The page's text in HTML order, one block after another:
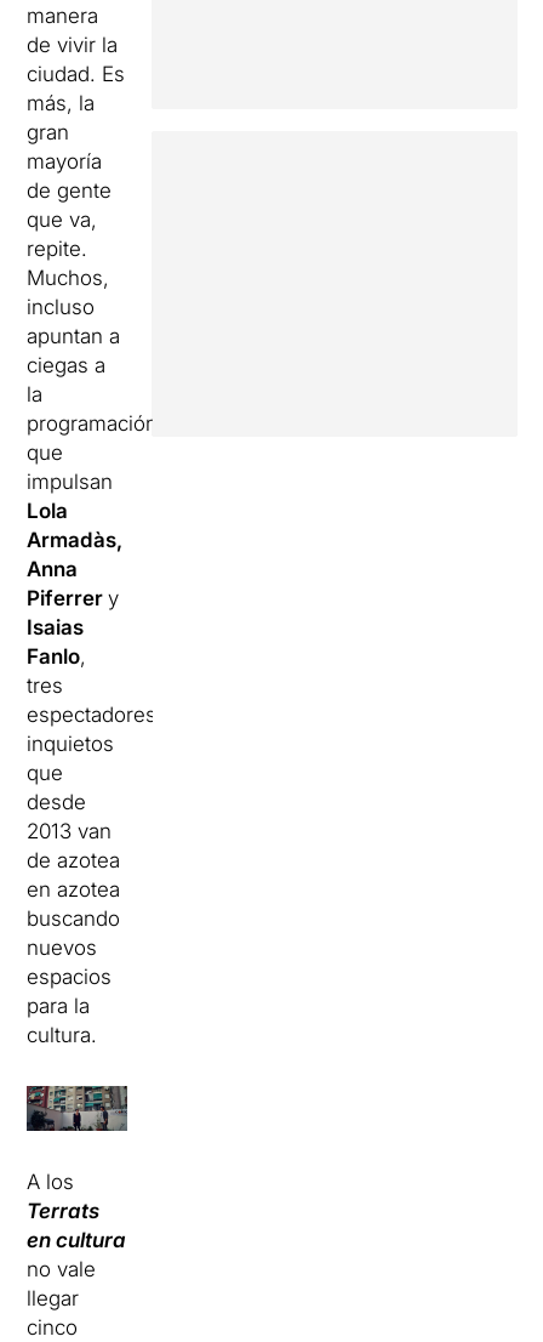
manera
de vivir la
ciudad. Es
más, la
gran
mayoría
de gente
que va,
repite.
Muchos,
incluso
apuntan a
ciegas a
la
programación
que
impulsan
Lola
Armadàs,
Anna
Piferrery
Isaias
Fanlo,
tres
espectadores
inquietos
que
desde
2013 van
de azotea
en azotea
buscando
nuevos
espacios
para la
cultura.
A los
Terrats
en cultura
no vale
llegar
cinco